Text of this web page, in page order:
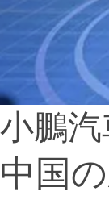
小鵬
中国